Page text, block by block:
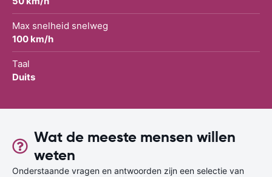
Max snelheid snelweg
100 km/h
Taal
Duits
Wat de meeste mensen willen
weten
Onderstaande vragen en antwoorden zijn een selectie van